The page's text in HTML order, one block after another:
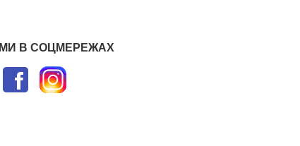
МИ В СОЦМЕРЕЖАХ